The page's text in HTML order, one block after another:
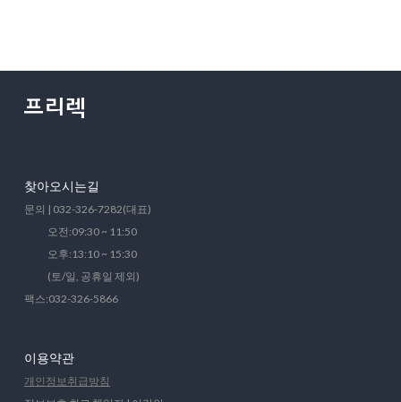
찾아오시는길
문의 | 032-326-7282(대표)
오전:09:30 ~ 11:50
오후:13:10 ~ 15:30
(토/일, 공휴일 제외)
팩스:032-326-5866
이용약관
개인정보취급방침